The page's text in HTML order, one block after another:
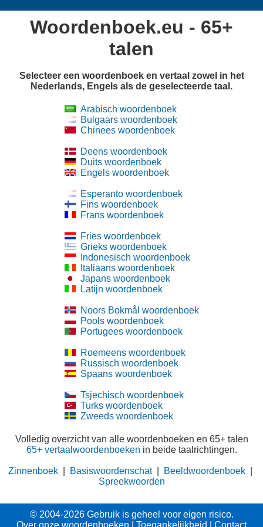
Woordenboek.eu - 65+
talen
Selecteer een woordenboek en vertaal zowel in het
Nederlands, Engels als de geselecteerde taal.
Arabisch woordenboek
Bulgaars woordenboek
Chinees woordenboek
Deens woordenboek
Duits woordenboek
Engels woordenboek
Esperanto woordenboek
Fins woordenboek
Frans woordenboek
Fries woordenboek
Grieks woordenboek
Indonesisch woordenboek
Italiaans woordenboek
Japans woordenboek
Latijn woordenboek
Noors Bokmål woordenboek
Pools woordenboek
Portugees woordenboek
Roemeens woordenboek
Russisch woordenboek
Spaans woordenboek
Tsjechisch woordenboek
Turks woordenboek
Zweeds woordenboek
Volledig overzicht van alle woordenboeken en 65+ talen
65+ vertaalwoordenboeken in beide taalrichtingen.
Zinnenboek Basiswoordenschat| Beeldwoordenboek
Spreekwoorden
© 2004-2026 Gebruik is geheel voor eigen risico.
Over onze woordenboeken
Toegankelijkheid Contact